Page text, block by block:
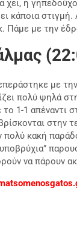
η
κάποια
Πάμε με την
με την
πολύ ψηλά
1-1 απέναντι
στην
πολύ κακή
να πάρουν